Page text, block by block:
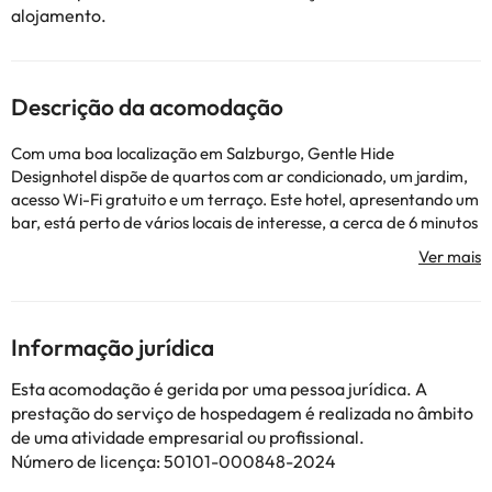
alojamento.
Descrição da acomodação
Com uma boa localização em Salzburgo, Gentle Hide
Designhotel dispõe de quartos com ar condicionado, um jardim,
acesso Wi-Fi gratuito e um terraço. Este hotel, apresentando um
bar, está perto de vários locais de interesse, a cerca de 6 minutos
a pé de Mozarteum, 400 m de Local de Nascimento de Mozart e
a 5 minutos a pé de Getreidegasse. O alojamento apresenta
de ecrã plano, casa de banho privativa, roupa de cama e
toalhas. Os quartos estão equipados com um cofre e alguns
quartos providenciam vistas do jardim. Todas as unidades
apresentam roupeiro. Os hóspedes podem apreciar pequeno-
almoço buffet, à carta ou vegetariano no alojamento. Os
hóspedes de Gentle Hide Designhotel poderão desfrutar de
atividades em Salzburgo e arredores, como caminhadas e
Informação jurídica
Esta acomodação é gerida por uma pessoa jurídica. A
prestação do serviço de hospedagem é realizada no âmbito
de uma atividade empresarial ou profissional.
Número de licença: 50101-000848-2024